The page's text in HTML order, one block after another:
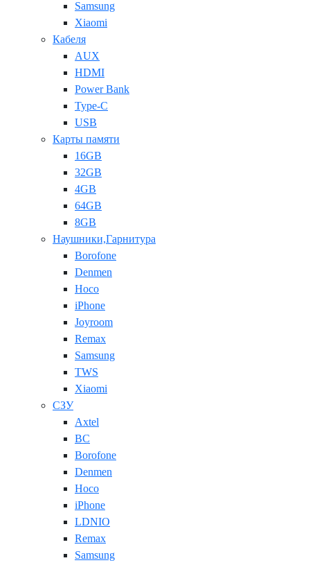
Samsung
Xiaomi
Кабеля
AUX
HDMI
Power Bank
Type-C
USB
Карты памяти
16GB
32GB
4GB
64GB
8GB
Наушники,Гарнитура
Borofone
Denmen
Hoco
iPhone
Joyroom
Remax
Samsung
TWS
Xiaomi
СЗУ
Axtel
BC
Borofone
Denmen
Hoco
iPhone
LDNIO
Remax
Samsung